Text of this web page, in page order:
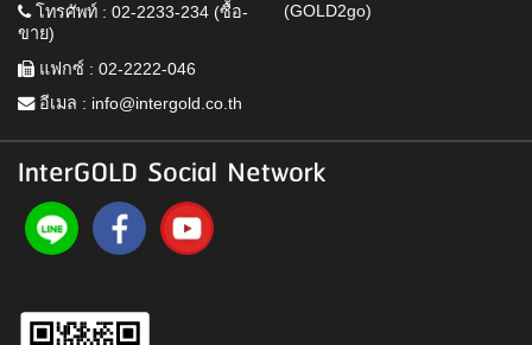
โทรศัพท์ : 02-2233-234 (ซื้อ-
ขาย)
แฟกซ์ : 02-2222-046
อีเมล : info@intergold.co.th
(GOLD2go)
InterGOLD Social Network